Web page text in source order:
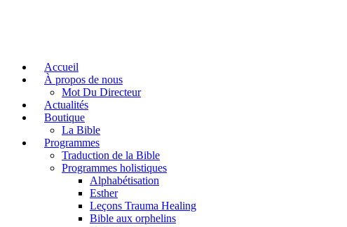
Accueil
À propos de nous
Mot Du Directeur
Actualités
Boutique
La Bible
Programmes
Traduction de la Bible
Programmes holistiques
Alphabétisation
Esther
Leçons Trauma Healing
Bible aux orphelins